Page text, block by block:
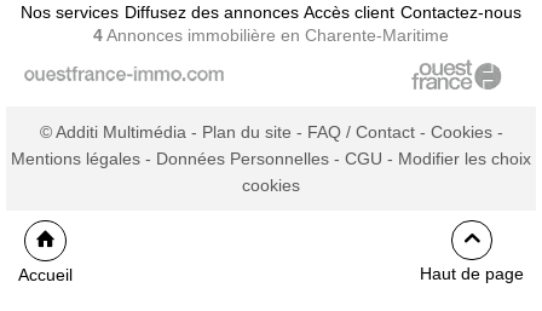
Nos services Diffusez des annonces Accès client Contactez-nous
4Annonces immobilière en Charente-Maritime
© Additi Multimédia - Plan du site - FAQ / Contact- Cookies-
Mentions légales - Données Personnelles - CGU - Modifier les choix
cookies
Accueil Haut de page